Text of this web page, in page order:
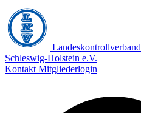
Landeskontrollverband
Schleswig-Holstein e.V.
Kontakt Mitgliederlogin